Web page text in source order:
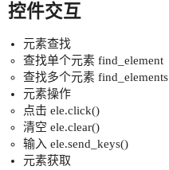
控件交互
元素查找
查找单个元素 find_element
查找多个元素 find_elements
元素操作
点击 ele.click()
清空 ele.clear()
输入 ele.send_keys()
元素获取